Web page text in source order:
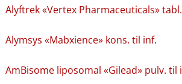
Alyftrek «Vertex Pharmaceuticals» tabl.
Alymsys «Mabxience» kons. til inf.
AmBisome liposomal «Gilead» pulv. til